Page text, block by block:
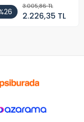
3.005,86 TL
2.226,35 TL